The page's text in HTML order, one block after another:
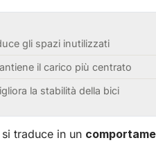
gli spazi inutilizzati
il carico più centrato
la stabilità della bici
si traduce in un